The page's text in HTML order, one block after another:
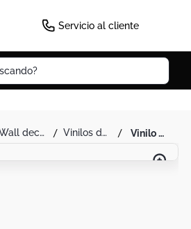
Servicio al cliente
wall decor vinilos decorativos vinilo de girasol en pizarra - adazio